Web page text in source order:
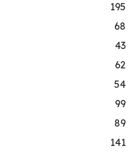
195
68
43
62
54
99
89
141